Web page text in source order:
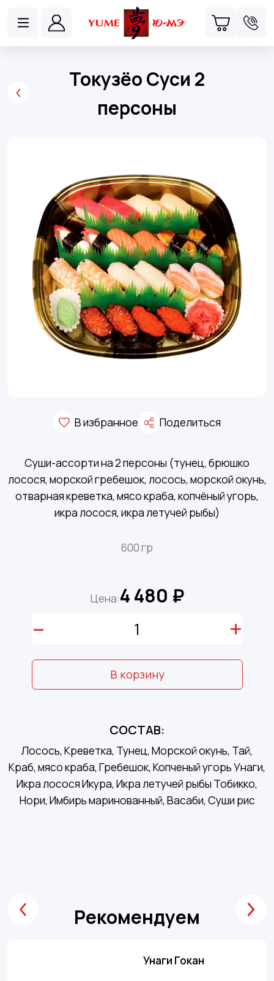
Токузёо Суси 2
персоны
В избранное Поделиться
Суши-ассорти на 2 персоны (тунец, брюшко
лосося, морской гребешок, лосось, морской окунь,
отварная креветка, мясо краба, копчёный угорь,
икра лосося, икра летучей рыбы)
600 гр
Цена:4 480 ₽
– +
В корзину
СОСТАВ:
Лосось, Креветка, Тунец, Морской окунь, Тай,
Краб, мясо краба, Гребешок, Копченый угорь Унаги,
Икра лосося Икура, Икра летучей рыбы Тобикко,
Нори, Имбирь маринованный, Васаби, Суши рис
Рекомендуем
Унаги Гокан